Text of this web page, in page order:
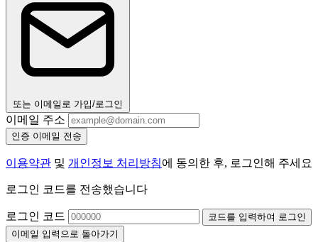
또는 이메일로 가입/로그인
이메일 주소
인증 이메일 전송
이용약관 및 개인정보 처리방침에 동의한 후, 로그인해 주세요
로그인 코드를 전송했습니다
로그인 코드
코드를 입력하여 로그인
이메일 입력으로 돌아가기